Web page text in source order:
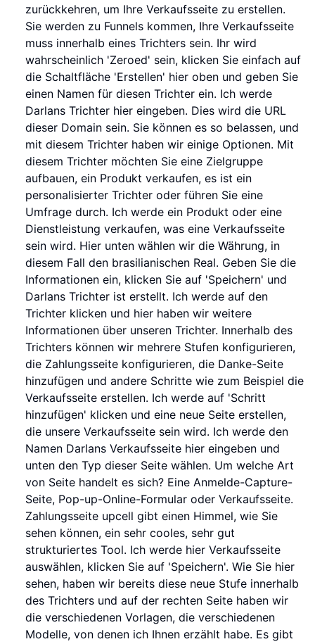
zurückkehren, um Ihre Verkaufsseite zu erstellen.
Sie werden zu Funnels kommen, Ihre Verkaufsseite
muss innerhalb eines Trichters sein. Ihr wird
wahrscheinlich 'Zeroed' sein, klicken Sie einfach auf
die Schaltfläche 'Erstellen' hier oben und geben Sie
einen Namen für diesen Trichter ein. Ich werde
Darlans Trichter hier eingeben. Dies wird die URL
dieser Domain sein. Sie können es so belassen, und
mit diesem Trichter haben wir einige Optionen. Mit
diesem Trichter möchten Sie eine Zielgruppe
aufbauen, ein Produkt verkaufen, es ist ein
personalisierter Trichter oder führen Sie eine
Umfrage durch. Ich werde ein Produkt oder eine
Dienstleistung verkaufen, was eine Verkaufsseite
sein wird. Hier unten wählen wir die Währung, in
diesem Fall den brasilianischen Real. Geben Sie die
Informationen ein, klicken Sie auf 'Speichern' und
Darlans Trichter ist erstellt. Ich werde auf den
Trichter klicken und hier haben wir weitere
Informationen über unseren Trichter. Innerhalb des
Trichters können wir mehrere Stufen konfigurieren,
die Zahlungsseite konfigurieren, die Danke-Seite
hinzufügen und andere Schritte wie zum Beispiel die
Verkaufsseite erstellen. Ich werde auf 'Schritt
hinzufügen' klicken und eine neue Seite erstellen,
die unsere Verkaufsseite sein wird. Ich werde den
Namen Darlans Verkaufsseite hier eingeben und
unten den Typ dieser Seite wählen. Um welche Art
von Seite handelt es sich? Eine Anmelde-Capture-
Seite, Pop-up-Online-Formular oder Verkaufsseite.
Zahlungsseite upcell gibt einen Himmel, wie Sie
sehen können, ein sehr cooles, sehr gut
strukturiertes Tool. Ich werde hier Verkaufsseite
auswählen, klicken Sie auf 'Speichern'. Wie Sie hier
sehen, haben wir bereits diese neue Stufe innerhalb
des Trichters und auf der rechten Seite haben wir
die verschiedenen Vorlagen, die verschiedenen
Modelle, von denen ich Ihnen erzählt habe. Es gibt